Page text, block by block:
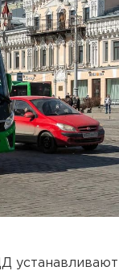
устанавливают